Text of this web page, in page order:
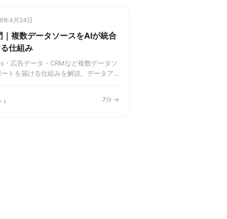
年4月24日
複数データソースをAIが統合
仕組み
広告データ・CRMなど複数データソ
トを届ける仕組みを解説。データア
7分 →